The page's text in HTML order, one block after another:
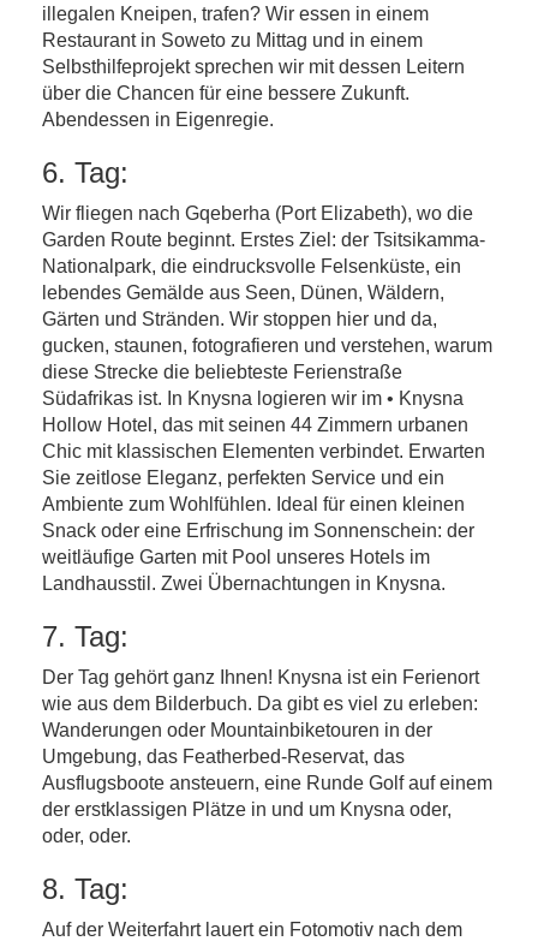
illegalen Kneipen, trafen? Wir essen in einem
Restaurant in Soweto zu Mittag und in einem
Selbsthilfeprojekt sprechen wir mit dessen Leitern
über die Chancen für eine bessere Zukunft.
Abendessen in Eigenregie.
6. Tag:
Wir fliegen nach Gqeberha (Port Elizabeth), wo die
Garden Route beginnt. Erstes Ziel: der Tsitsikamma-
Nationalpark, die eindrucksvolle Felsenküste, ein
lebendes Gemälde aus Seen, Dünen, Wäldern,
Gärten und Stränden. Wir stoppen hier und da,
gucken, staunen, fotografieren und verstehen, warum
diese Strecke die beliebteste Ferienstraße
Südafrikas ist. In Knysna logieren wir im • Knysna
Hollow Hotel, das mit seinen 44 Zimmern urbanen
Chic mit klassischen Elementen verbindet. Erwarten
Sie zeitlose Eleganz, perfekten Service und ein
Ambiente zum Wohlfühlen. Ideal für einen kleinen
Snack oder eine Erfrischung im Sonnenschein: der
weitläufige Garten mit Pool unseres Hotels im
Landhausstil. Zwei Übernachtungen in Knysna.
7. Tag:
Der Tag gehört ganz Ihnen! Knysna ist ein Ferienort
wie aus dem Bilderbuch. Da gibt es viel zu erleben:
Wanderungen oder Mountainbiketouren in der
Umgebung, das Featherbed-Reservat, das
Ausflugsboote ansteuern, eine Runde Golf auf einem
der erstklassigen Plätze in und um Knysna oder,
oder, oder.
8. Tag:
Auf der Weiterfahrt lauert ein Fotomotiv nach dem